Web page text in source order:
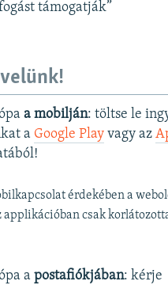
támogatják”
a mobilján: töltse le
a Google Playvagy az
érdekében a
applikációban csak
a postafiókjában: kérje